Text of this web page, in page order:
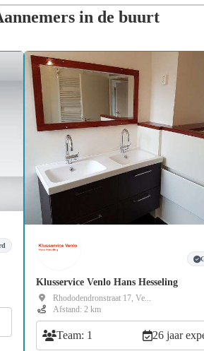
in de buurt
Klusservice Venlo Hans Hesseling
Rhododendronstraat 17, Ve...
Afstand: 2 km
Team: 1 26 jaar